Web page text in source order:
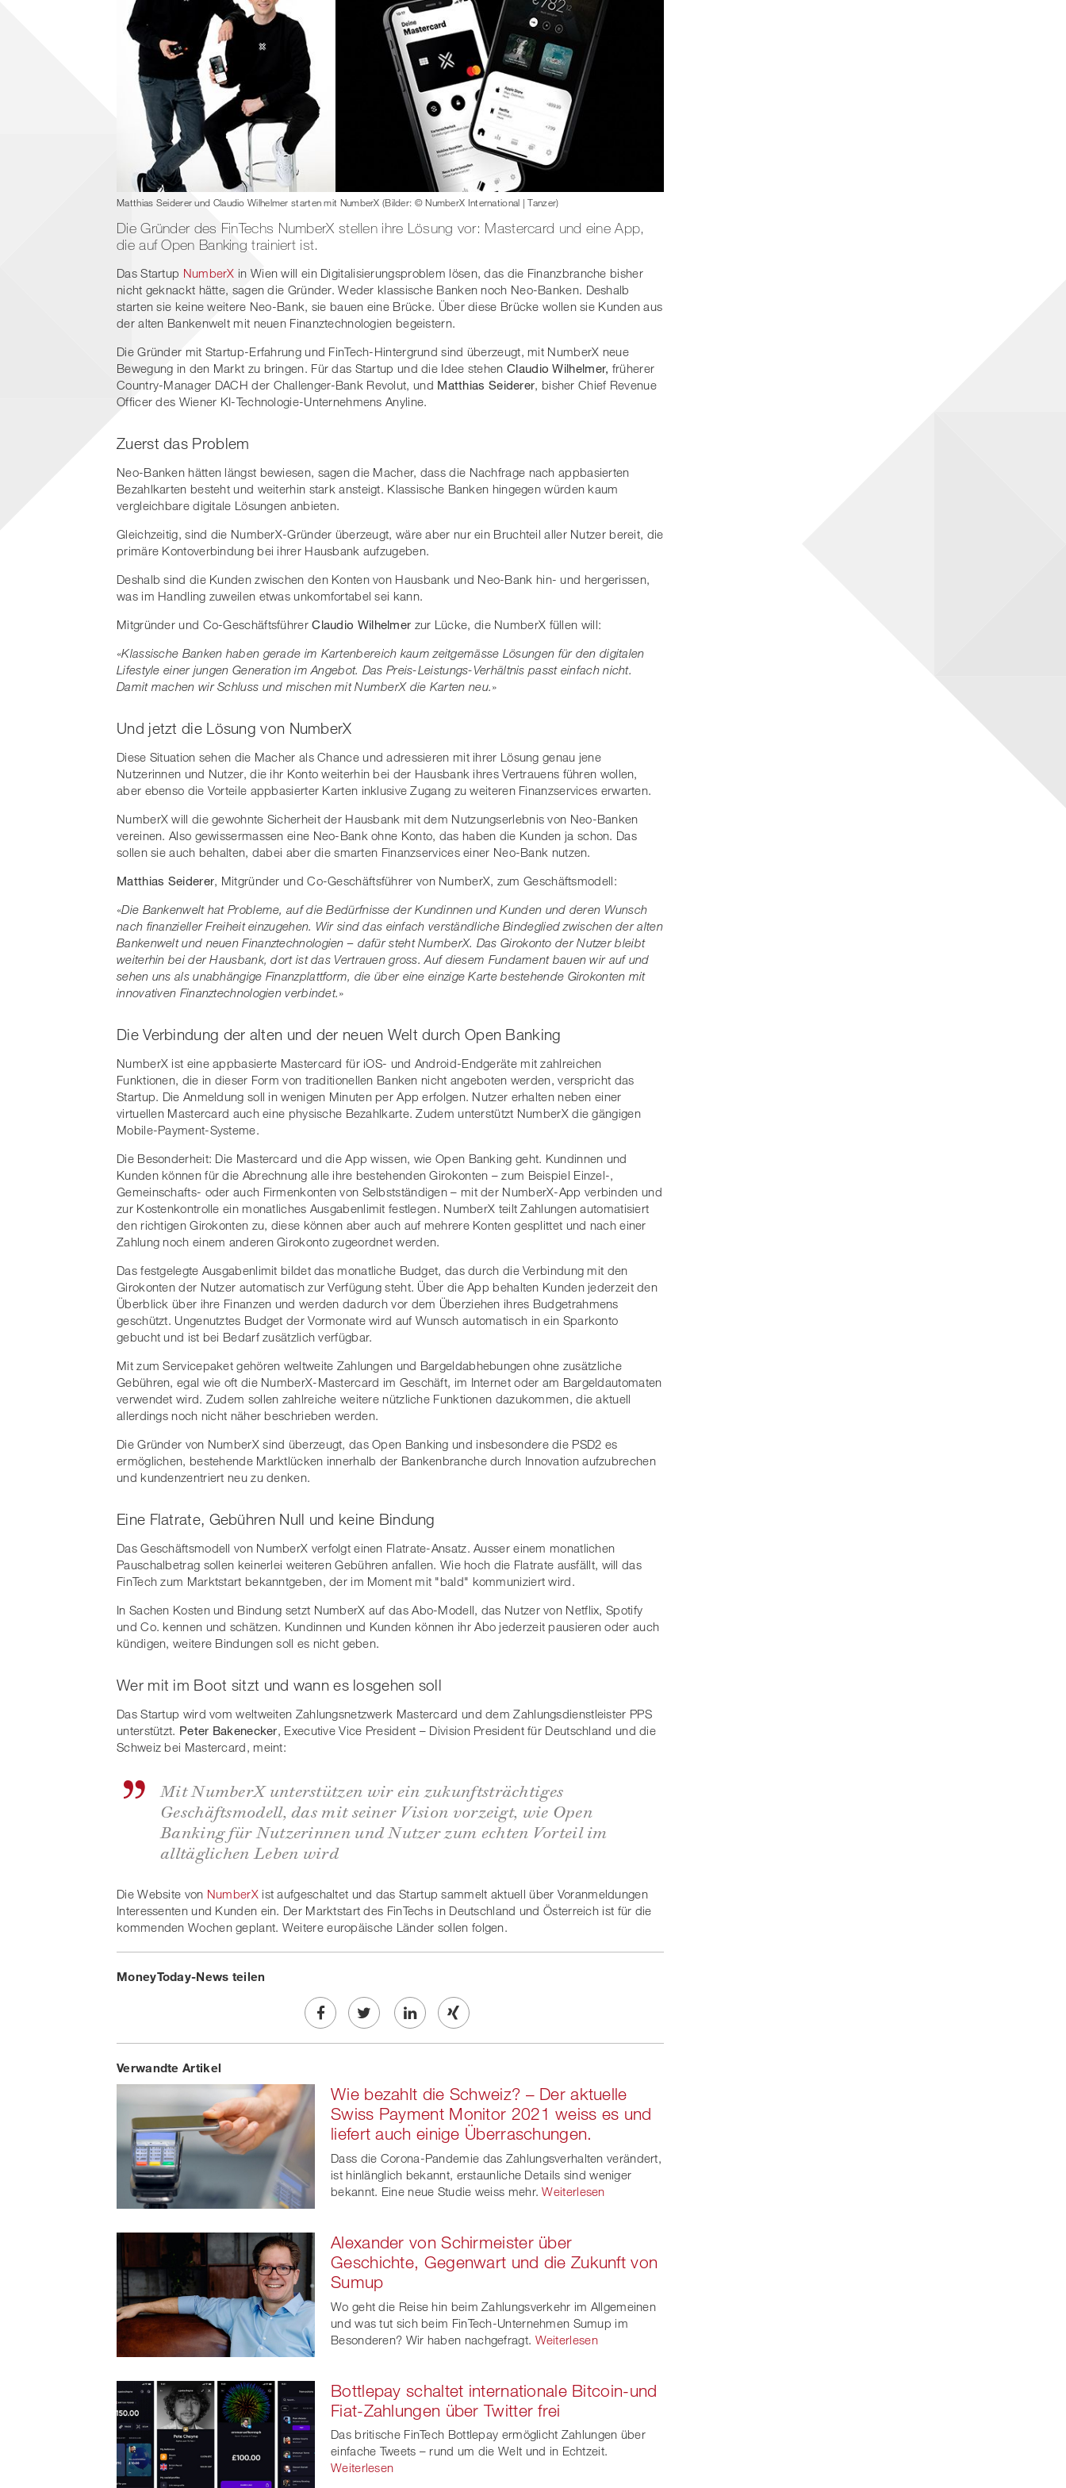
Matthias Seiderer und Claudio Wilhelmer starten mit NumberX (Bilder: © NumberX International | Tanzer)
Die Gründer des FinTechs NumberX stellen ihre Lösung vor: Mastercard und eine App,
die auf Open Banking trainiert ist.
Das Startup NumberX in Wien will ein Digitalisierungsproblem lösen, das die Finanzbranche bisher
nicht geknackt hätte, sagen die Gründer. Weder klassische Banken noch Neo-Banken. Deshalb
starten sie keine weitere Neo-Bank, sie bauen eine Brücke. Über diese Brücke wollen sie Kunden aus
der alten Bankenwelt mit neuen Finanztechnologien begeistern.
Die Gründer mit Startup-Erfahrung und FinTech-Hintergrund sind überzeugt, mit NumberX neue
Bewegung in den Markt zu bringen. Für das Startup und die Idee stehen Claudio Wilhelmer, früherer
Country-Manager DACH der Challenger-Bank Revolut, und Matthias Seiderer, bisher Chief Revenue
Officer des Wiener KI-Technologie-Unternehmens Anyline.
Zuerst das Problem
Neo-Banken hätten längst bewiesen, sagen die Macher, dass die Nachfrage nach appbasierten
Bezahlkarten besteht und weiterhin stark ansteigt. Klassische Banken hingegen würden kaum
vergleichbare digitale Lösungen anbieten.
Gleichzeitig, sind die NumberX-Gründer überzeugt, wäre aber nur ein Bruchteil aller Nutzer bereit, die
primäre Kontoverbindung bei ihrer Hausbank aufzugeben.
Deshalb sind die Kunden zwischen den Konten von Hausbank und Neo-Bank hin- und hergerissen,
was im Handling zuweilen etwas unkomfortabel sei kann.
Mitgründer und Co-GeschäftsführerClaudio Wilhelmer zur Lücke, die NumberX füllen will:
«Klassische Banken haben gerade im Kartenbereich kaum zeitgemässe Lösungen für den digitalen
Lifestyle einer jungen Generation im Angebot. Das Preis-Leistungs-Verhältnis passt einfach nicht.
Damit machen wir Schluss und mischen mit NumberX die Karten neu.»
Und jetzt die Lösung von NumberX
Diese Situation sehen die Macher als Chance und adressieren mit ihrer Lösung genau jene
Nutzerinnen und Nutzer, die ihr Konto weiterhin bei der Hausbank ihres Vertrauens führen wollen,
aber ebenso die Vorteile appbasierter Karten inklusive Zugang zu weiteren Finanzservices erwarten.
NumberX will die gewohnte Sicherheit der Hausbank mit dem Nutzungserlebnis von Neo-Banken
vereinen. Also gewissermassen eine Neo-Bank ohne Konto, das haben die Kunden ja schon. Das
sollen sie auch behalten, dabei aber die smarten Finanzservices einer Neo-Bank nutzen.
Matthias Seiderer, Mitgründer und Co-Geschäftsführer von NumberX, zum Geschäftsmodell:
«Die Bankenwelt hat Probleme, auf die Bedürfnisse der Kundinnen und Kunden und deren Wunsch
nach finanzieller Freiheit einzugehen. Wir sind das einfach verständliche Bindeglied zwischen der alten
Bankenwelt und neuen Finanztechnologien – dafür steht NumberX. Das Girokonto der Nutzer bleibt
weiterhin bei der Hausbank, dort ist das Vertrauen gross. Auf diesem Fundament bauen wir auf und
sehen uns als unabhängige Finanzplattform, die über eine einzige Karte bestehende Girokonten mit
innovativen Finanztechnologien verbindet.»
Die Verbindung der alten und der neuen Welt durch Open Banking
NumberX ist eine appbasierte Mastercard für iOS- und Android-Endgeräte mit zahlreichen
Funktionen, die in dieser Form von traditionellen Banken nicht angeboten werden, verspricht das
Startup. Die Anmeldung soll in wenigen Minuten per App erfolgen. Nutzer erhalten neben einer
virtuellen Mastercard auch eine physische Bezahlkarte. Zudem unterstützt NumberX die gängigen
Mobile-Payment-Systeme.
Die Besonderheit: Die Mastercard und die App wissen, wie Open Banking geht. Kundinnen und
Kunden können für die Abrechnung alle ihre bestehenden Girokonten – zum Beispiel Einzel-,
Gemeinschafts- oder auch Firmenkonten von Selbstständigen – mit der NumberX-App verbinden und
zur Kostenkontrolle ein monatliches Ausgabenlimit festlegen. NumberX teilt Zahlungen automatisiert
den richtigen Girokonten zu, diese können aber auch auf mehrere Konten gesplittet und nach einer
Zahlung noch einem anderen Girokonto zugeordnet werden.
Das festgelegte Ausgabenlimit bildet das monatliche Budget, das durch die Verbindung mit den
Girokonten der Nutzer automatisch zur Verfügung steht. Über die App behalten Kunden jederzeit den
Überblick über ihre Finanzen und werden dadurch vor dem Überziehen ihres Budgetrahmens
geschützt. Ungenutztes Budget der Vormonate wird auf Wunsch automatisch in ein Sparkonto
gebucht und ist bei Bedarf zusätzlich verfügbar.
Mit zum Servicepaket gehören weltweite Zahlungen und Bargeldabhebungen ohne zusätzliche
Gebühren, egal wie oft die NumberX-Mastercard im Geschäft, im Internet oder am Bargeldautomaten
verwendet wird. Zudem sollen zahlreiche weitere nützliche Funktionen dazukommen, die aktuell
allerdings noch nicht näher beschrieben werden.
Die Gründer von NumberX sind überzeugt, das Open Banking und insbesondere die PSD2 es
ermöglichen, bestehende Marktlücken innerhalb der Bankenbranche durch Innovation aufzubrechen
und kundenzentriert neu zu denken.
Eine Flatrate, Gebühren Null und keine Bindung
Das Geschäftsmodell von NumberX verfolgt einen Flatrate-Ansatz. Ausser einem monatlichen
Pauschalbetrag sollen keinerlei weiteren Gebühren anfallen. Wie hoch die Flatrate ausfällt, will das
FinTech zum Marktstart bekanntgeben, der im Moment mit "bald" kommuniziert wird.
In Sachen Kosten und Bindung setzt NumberX auf das Abo-Modell, das Nutzer von Netflix, Spotify
und Co. kennen und schätzen. Kundinnen und Kunden können ihr Abo jederzeit pausieren oder auch
kündigen, weitere Bindungen soll es nicht geben.
Wer mit im Boot sitzt und wann es losgehen soll
Das Startup wird vom weltweiten Zahlungsnetzwerk Mastercard und dem Zahlungsdienstleister PPS
unterstützt. Peter Bakenecker, Executive Vice President – Division President für Deutschland und die
Schweiz bei Mastercard, meint:
Mit NumberX unterstützen wir ein zukunftsträchtiges
Geschäftsmodell, das mit seiner Vision vorzeigt, wie Open
Banking für Nutzerinnen und Nutzer zum echten Vorteil im
alltäglichen Leben wird
Die Website von NumberXist aufgeschaltet und das Startup sammelt aktuell über Voranmeldungen
Interessenten und Kunden ein. Der Marktstart des FinTechs in Deutschland und Österreich ist für die
kommenden Wochen geplant. Weitere europäische Länder sollen folgen.
MoneyToday-News teilen
Share
Facebook
Twe
on
twitt
er
Share
linkedin
Share
Xing
Verwandte Artikel
Wie bezahlt die Schweiz? – Der aktuelle
Swiss Payment Monitor 2021 weiss es und
liefert auch einige Überraschungen.
Dass die Corona-Pandemie das Zahlungsverhalten verändert,
ist hinlänglich bekannt, erstaunliche Details sind weniger
bekannt. Eine neue Studie weiss mehr. Weiterlesen
Alexander von Schirmeister über
Geschichte, Gegenwart und die Zukunft von
Sumup
Wo geht die Reise hin beim Zahlungsverkehr im Allgemeinen
und was tut sich beim FinTech-Unternehmen Sumup im
Besonderen? Wir haben nachgefragt. Weiterlesen
Bottlepay schaltet internationale Bitcoin-und
Fiat-Zahlungen über Twitter frei
Das britische FinTech Bottlepay ermöglicht Zahlungen über
einfache Tweets – rund um die Welt und in Echtzeit.
Weiterlesen